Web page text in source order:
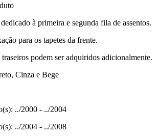
à primeira e segunda fila de assentos.
para os tapetes da frente.
podem ser adquiridos adicionalmente.
Cinza e Bege
../2000 - ../2004
../2004 - ../2008